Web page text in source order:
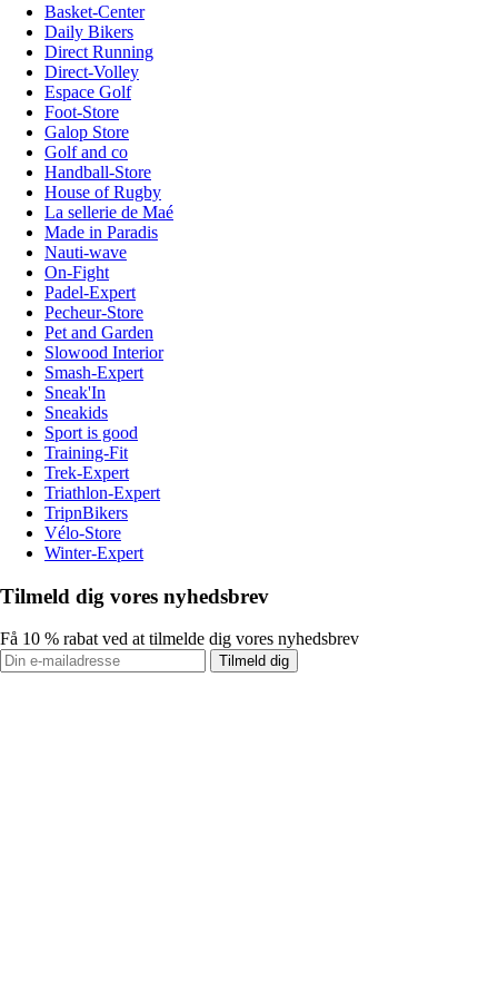
Basket-Center
Daily Bikers
Direct Running
Direct-Volley
Espace Golf
Foot-Store
Galop Store
Golf and co
Handball-Store
House of Rugby
La sellerie de Maé
Made in Paradis
Nauti-wave
On-Fight
Padel-Expert
Pecheur-Store
Pet and Garden
Slowood Interior
Smash-Expert
Sneak'In
Sneakids
Sport is good
Training-Fit
Trek-Expert
Triathlon-Expert
TripnBikers
Vélo-Store
Winter-Expert
Tilmeld dig vores nyhedsbrev
Få 10 % rabat ved at tilmelde dig vores nyhedsbrev
Tilmeld dig